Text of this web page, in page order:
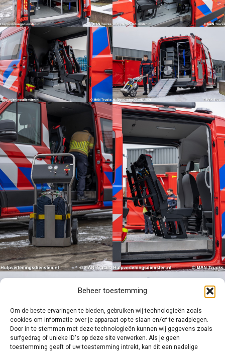
Beheer toestemming
Om de beste ervaringen te bieden, gebruiken wij technologieën zoals
cookies om informatie over je apparaat op te slaan en/of te raadplegen.
Door in te stemmen met deze technologieën kunnen wij gegevens zoals
surfgedrag of unieke ID's op deze site verwerken. Als je geen
toestemming geeft of uw toestemming intrekt, kan dit een nadelige